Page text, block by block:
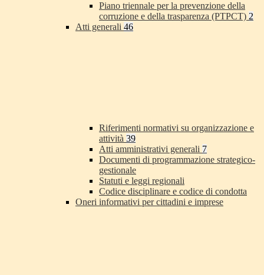
Piano triennale per la prevenzione della
corruzione e della trasparenza (PTPCT) 2
Atti generali 46
Riferimenti normativi su organizzazione e
attività 39
Atti amministrativi generali 7
Documenti di programmazione strategico-
gestionale
Statuti e leggi regionali
Codice disciplinare e codice di condotta
Oneri informativi per cittadini e imprese